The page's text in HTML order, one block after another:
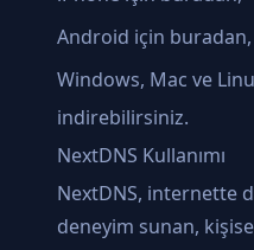
Android için buradan,
Windows, Mac ve
indirebilirsiniz.
NextDNS Kullanımı
NextDNS, internette
deneyim sunan,